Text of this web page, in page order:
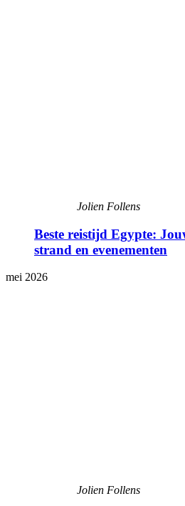
Jolien Follens
Beste reistijd Egypte:
strand en evenementen
mei 2026
Jolien Follens